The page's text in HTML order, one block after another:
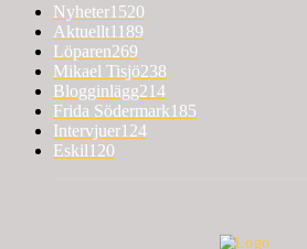
Nyheter1520
Aktuellt1189
Löparen269
Mikael Tisjö238
Blogginlägg214
Frida Södermark185
Intervjuer124
Eskil120